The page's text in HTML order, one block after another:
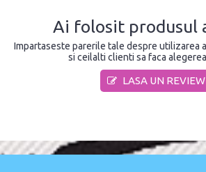
Ai folosit produsul
Impartaseste parerile tale despre utilizarea
si ceilalti clienti sa faca
LASA UN REVIEW